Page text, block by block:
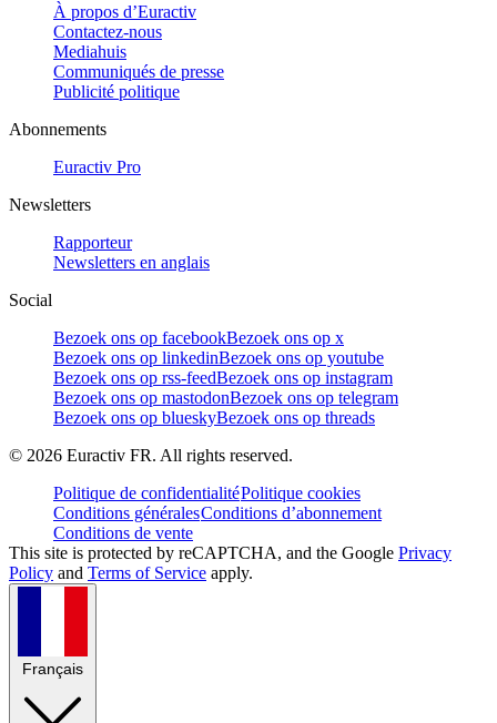
À propos d’Euractiv
Contactez-nous
Mediahuis
Communiqués de presse
Publicité politique
Abonnements
Euractiv Pro
Newsletters
Rapporteur
Newsletters en anglais
Social
Bezoek ons op facebookBezoek ons op x
Bezoek ons op linkedinBezoek ons op youtube
Bezoek ons op rss-feedBezoek ons op instagram
Bezoek ons op mastodonBezoek ons op telegram
Bezoek ons op blueskyBezoek ons op threads
© 2026 Euractiv FR. All rights reserved.
Politique de confidentialitéPolitique cookies
Conditions généralesConditions d’abonnement
Conditions de vente
This site is protected by reCAPTCHA, and the Google Privacy
Policy and Terms of Service apply.
Français